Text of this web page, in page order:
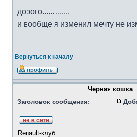
дорого..............
и вообще я изменил мечту не
Вернуться к началу
Черная кошка
Заголовок сообщения:
Renault-клуб